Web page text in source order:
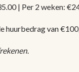
| Per 2 weken:
van